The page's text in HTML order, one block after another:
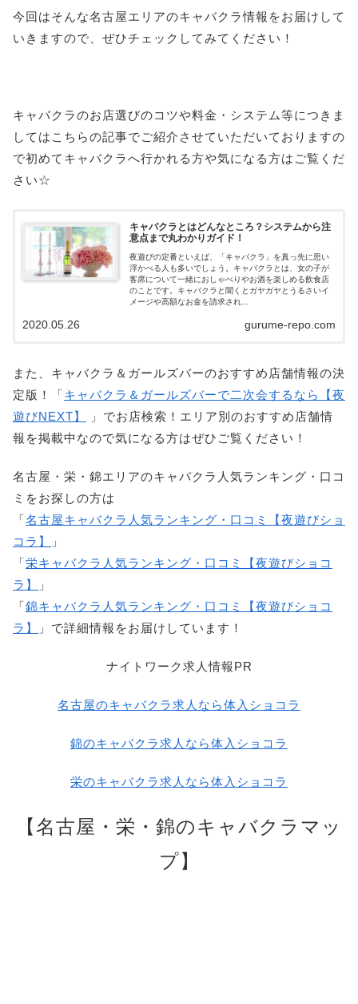
今回はそんな名古屋エリアのキャバクラ情報をお届けして
いきますので、ぜひチェックしてみてください！
キャバクラのお店選びのコツや料金・システム等につきま
してはこちらの記事でご紹介させていただいておりますの
で初めてキャバクラへ行かれる方や気になる方はご覧くだ
さい☆
キャバクラとはどんなところ？システムから注
意点まで丸わかりガイド！
夜遊びの定番といえば、「キャバクラ」を真っ先に思い
浮かべる人も多いでしょう。キャバクラとは、女の子が
客席について一緒におしゃべりやお酒を楽しめる飲食店
のことです。キャバクラと聞くとガヤガヤとうるさいイ
メージや高額なお金を請求され...
gurume-repo.com
2020.05.26
また、キャバクラ＆ガールズバーのおすすめ店舗情報の決
定版！「キャバクラ＆ガールズバーで二次会するなら【夜
遊びNEXT】
」でお店検索！エリア別のおすすめ店舗情
報を掲載中なので気になる方はぜひご覧ください！
名古屋・栄・錦エリアのキャバクラ人気ランキング・口コ
ミをお探しの方は
「名古屋キャバクラ人気ランキング・口コミ【夜遊びショ
コラ】
」
「栄キャバクラ人気ランキング・口コミ【夜遊びショコ
ラ】
」
「錦キャバクラ人気ランキング・口コミ【夜遊びショコ
ラ】
」で詳細情報をお届けしています！
ナイトワーク求人情報PR
名古屋のキャバクラ求人なら体入ショコラ
錦のキャバクラ求人なら体入ショコラ
栄のキャバクラ求人なら体入ショコラ
【名古屋・栄・錦のキャバクラマッ
プ】